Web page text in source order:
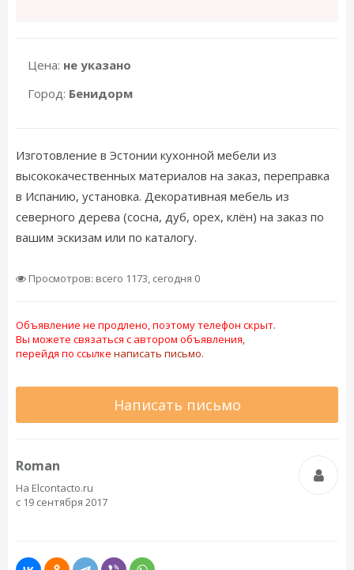
Цена: не указано
Город: Бенидорм
Изготовление в Эстонии кухонной мебели из
высококачественных материалов на заказ, переправка
в Испанию, установка. Декоративная мебель из
северного дерева (сосна, дуб, орех, клён) на заказ по
вашим эскизам или по каталогу.
Просмотров: всего 1173, сегодня 0
Объявление не продлено, поэтому телефон скрыт.
Вы можете связаться с автором объявления,
перейдя по ссылке написать письмо.
Написать письмо
Roman
На Elcontacto.ru
с 19 сентября 2017